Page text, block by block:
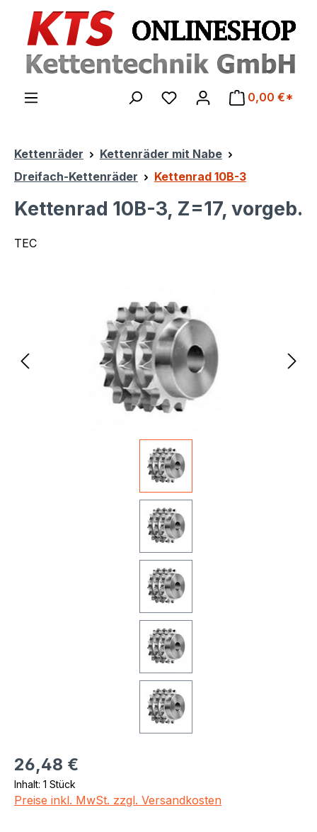
Zum Hauptinhalt springen
0,00 €*
Kettenräder
Kettenräder mit Nabe
Dreifach-Kettenräder
Kettenrad 10B-3
Kettenrad 10B-3, Z=17, vorgeb.
TEC
Regulärer Preis:
26,48 €
Inhalt: 1 Stück
Preise inkl. MwSt. zzgl. Versandkosten